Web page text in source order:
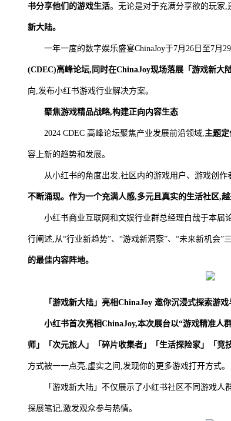
书分享他们的游戏生活。无论是对于充满分享欲的玩家
新大陆。
一年一度的数字娱乐盛宴ChinaJoy于7月26日至7月
(CDEC)高峰论坛,同时在ChinaJoy现场落展「游戏新大
向,发布小红书游戏行业解决方案。
聚焦游戏精品战略,构建正向内容生态
2024 CDEC 高峰论坛聚焦产业发展前沿领域,主题定
容上新的趋势和发展。
从小红书的角度出发,社区内的游戏用户、游戏创
不断涌现。作为一个充满人感,多元且真实的生活社区,
小红书商业互联网和文娱行业群总经理白哉于本届
行阐述,从“行业新趋势”、“游戏新洞察”、“未来新机会
的最佳内容阵地。
「游戏新大陆」亮相ChinaJoy 邀你沉浸式探索游
小红书首次亮相ChinaJoy,本次展台以“游戏精准人
师」「次元旅人」「碎片收集者」「生活探险家」「竞
方式被一一点亮,虚实之间,发现你的更多游戏打开方式。
「游戏新大陆」不仅展示了小红书社区不同游戏
探展笔记,激发观众参与热情。